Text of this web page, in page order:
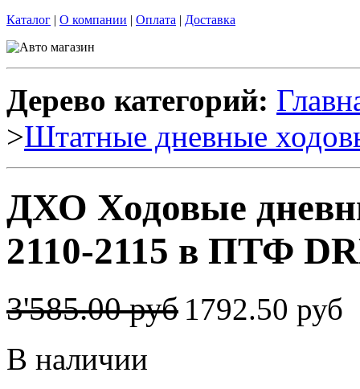
Каталог | О компании | Оплата | Доставка
Дерево категорий:
>Штатные дневные
ДХО Ходовые
2110-2115 в ПТФ
3'585.00 руб 1792.50 руб
В наличии